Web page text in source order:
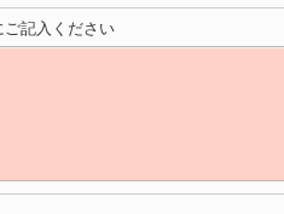
記入ください